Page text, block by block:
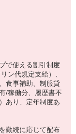
で使える割引制度
ン代規定支給）、
食事補助、制服貸
/稼働分、履歴書不
あり、定年制度あ
勤続に応じて配布